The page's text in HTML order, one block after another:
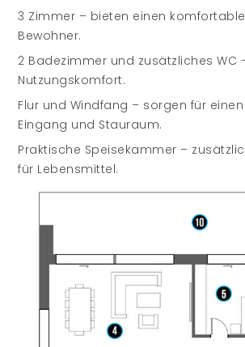
3 Zimmer – bieten einen
Bewohner.
2 Badezimmer und zusätzliches WC
Nutzungskomfort.
Flur und Windfang – sorgen für
Eingang und Stauraum.
Praktische Speisekammer –
für Lebensmittel.